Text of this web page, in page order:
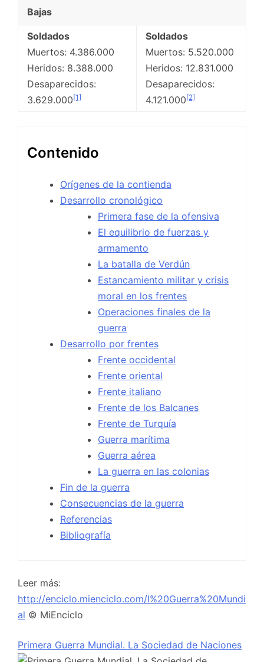
Bajas
Soldados
Muertos: 4.386.000
Heridos: 8.388.000
Desaparecidos:
3.629.000 [1]
Soldados
Muertos: 5.520.000
Heridos: 12.831.000
Desaparecidos:
4.121.000 [2]
Contenido
Orígenes de la contienda
Desarrollo cronológico
Primera fase de la ofensiva
El equilibrio de fuerzas y
armamento
La batalla de Verdún
Estancamiento militar y crisis
moral en los frentes
Operaciones finales de la
guerra
Desarrollo por frentes
Frente occidental
Frente oriental
Frente italiano
Frente de los Balcanes
Frente de Turquía
Guerra marítima
Guerra aérea
La guerra en las colonias
Fin de la guerra
Consecuencias de la guerra
Referencias
Bibliografía
Leer más:
http://enciclo.mienciclo.com/I%20Guerra%20Mundi
al © MiEnciclo
Primera Guerra Mundial. La Sociedad de Naciones